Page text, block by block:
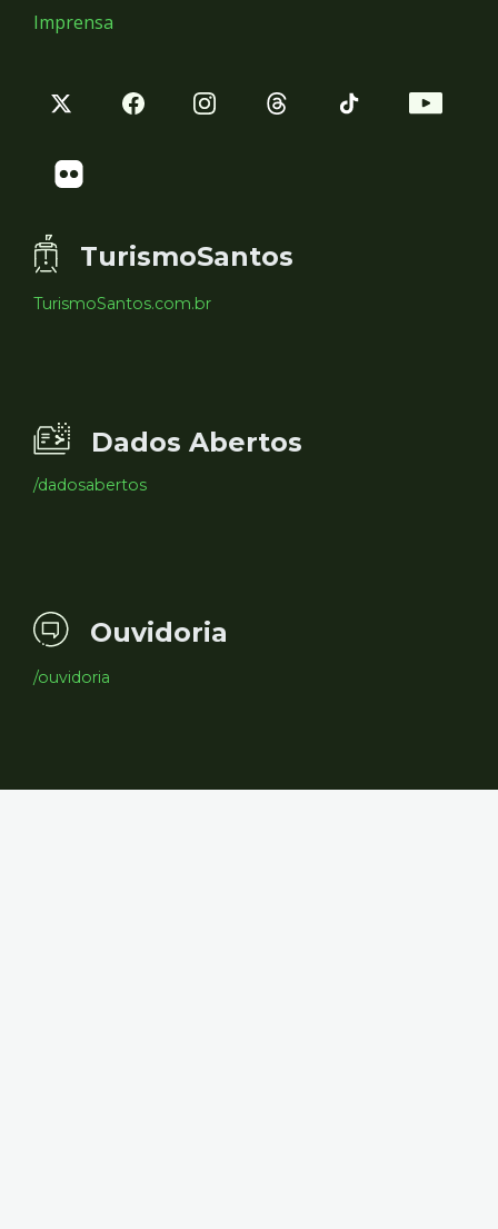
Imprensa
TurismoSantos
TurismoSantos.com.br
Dados Abertos
/dadosabertos
Ouvidoria
/ouvidoria